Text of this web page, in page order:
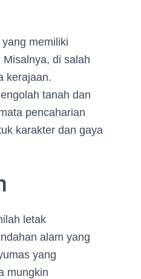
memiliki
di salah
kerajaan.
tanah dan
pencaharian
karakter dan gaya
letak
alam yang
yang
mungkin